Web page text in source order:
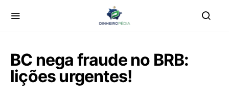
BC nega fraude no BRB:
lições urgentes!